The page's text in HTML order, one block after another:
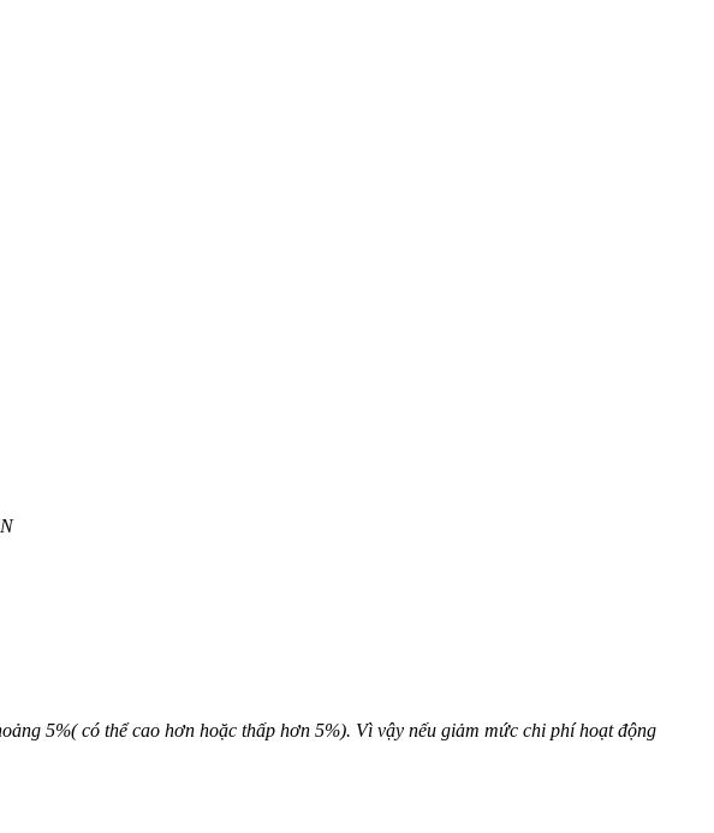
5%( có thể cao hơn hoặc thấp hơn 5%). Vì vậy nếu giảm mức chi phí hoạt động